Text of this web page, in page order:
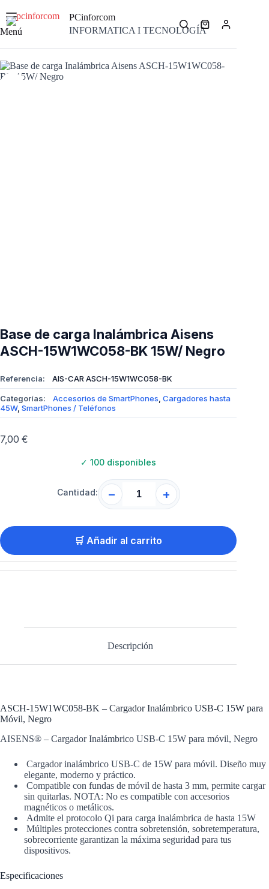
contenido
Menú
PCinforcom
INFORMATICA I TECNOLOGÍACarro
compra
Base de carga Inalámbrica Aisens
ASCH-15W1WC058-BK 15W/ Negro
Referencia: AIS-CAR ASCH-15W1WC058-BK
Categorías: Accesorios de SmartPhones, Cargadores hasta
45W, SmartPhones / Teléfonos
7,00 €
✓ 100 disponibles
Cantidad: − +
🛒 Añadir al carrito
Descripción
ASCH-15W1WC058-BK – Cargador Inalámbrico USB-C 15W para
Móvil, Negro
AISENS® – Cargador Inalámbrico USB-C 15W para móvil, Negro
Cargador inalámbrico USB-C de 15W para móvil. Diseño muy
elegante, moderno y práctico.
Compatible con fundas de móvil de hasta 3 mm, permite cargar
sin quitarlas. NOTA: No es compatible con accesorios
magnéticos o metálicos.
Admite el protocolo Qi para carga inalámbrica de hasta 15W
Múltiples protecciones contra sobretensión, sobretemperatura,
sobrecorriente garantizan la máxima seguridad para tus
dispositivos.
Especificaciones